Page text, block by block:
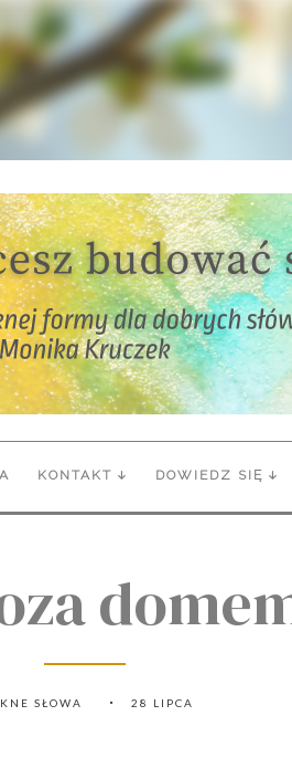
KONTAKT DOWIEDZ SIĘ
SŁOWA 28 LIPCA